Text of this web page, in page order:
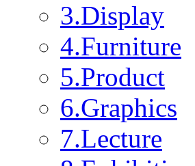
3.Display
4.Furniture
5.Product
6.Graphics
7.Lecture